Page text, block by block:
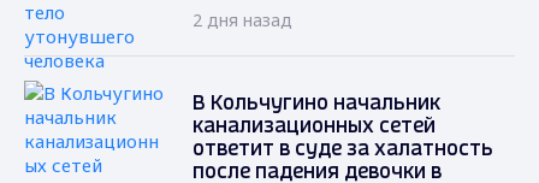
2 дня назад
В Кольчугино начальник
канализационных сетей
ответит в суде за халатность
после падения девочки в